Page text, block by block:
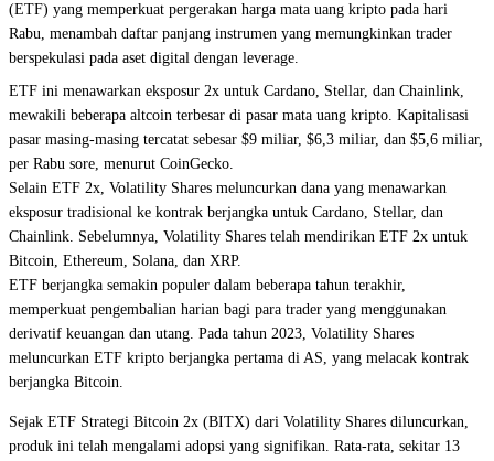
(ETF) yang memperkuat pergerakan harga mata uang kripto pada hari
Rabu, menambah daftar panjang instrumen yang memungkinkan trader
berspekulasi pada aset digital dengan leverage.
ETF ini menawarkan eksposur 2x untuk Cardano, Stellar, dan Chainlink,
mewakili beberapa altcoin terbesar di pasar mata uang kripto. Kapitalisasi
pasar masing-masing tercatat sebesar $9 miliar, $6,3 miliar, dan $5,6 miliar,
per Rabu sore, menurut CoinGecko.
Selain ETF 2x, Volatility Shares meluncurkan dana yang menawarkan
eksposur tradisional ke kontrak berjangka untuk Cardano, Stellar, dan
Chainlink. Sebelumnya, Volatility Shares telah mendirikan ETF 2x untuk
Bitcoin, Ethereum, Solana, dan XRP.
ETF berjangka semakin populer dalam beberapa tahun terakhir,
memperkuat pengembalian harian bagi para trader yang menggunakan
derivatif keuangan dan utang. Pada tahun 2023, Volatility Shares
meluncurkan ETF kripto berjangka pertama di AS, yang melacak kontrak
berjangka Bitcoin.
Sejak ETF Strategi Bitcoin 2x (BITX) dari Volatility Shares diluncurkan,
produk ini telah mengalami adopsi yang signifikan. Rata-rata, sekitar 13